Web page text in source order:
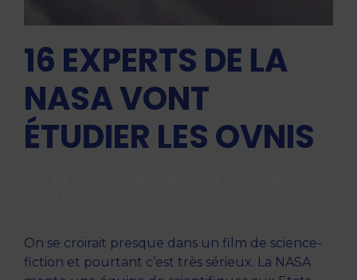
16 EXPERTS DE LA
NASA VONT
ÉTUDIER LES OVNIS
On se croirait presque dans un film de science-
fiction et pourtant c’est très sérieux. La NASA